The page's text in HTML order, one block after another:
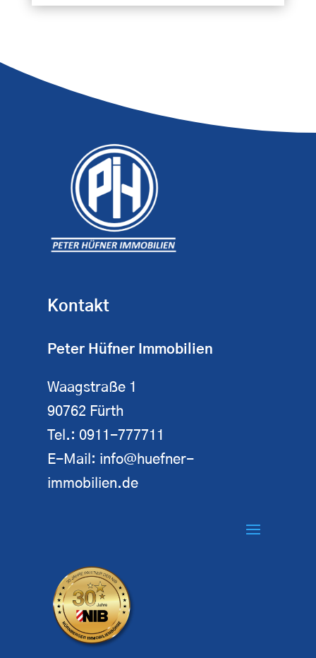
Kontakt
Peter Hüfner Immobilien
Waagstraße 1
90762 Fürth
Tel.: 0911-777711
E-Mail: info@huefner-
immobilien.de